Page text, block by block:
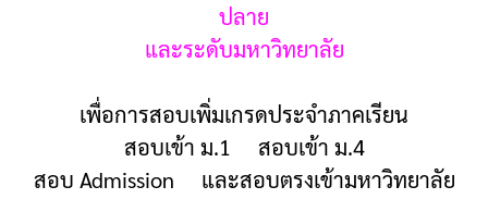
ปลาย
และระดับมหาวิทยาลัย
เพื่อการสอบเพิ่มเกรดประจำภาคเรียน
สอบเข้า ม.1 สอบเข้า ม.4
สอบ Admission และสอบตรงเข้ามหาวิทยาลัย